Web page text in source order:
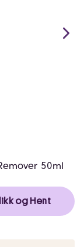
50ml
og Hent